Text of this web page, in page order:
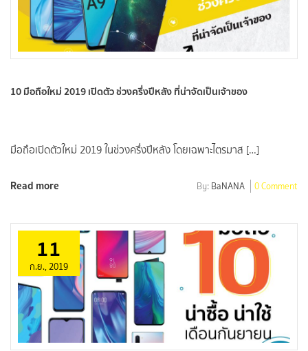
10 มือถือใหม่ 2019 เปิดตัว ช่วงครึ่งปีหลัง ที่น่าจัดเป็นเจ้าของ
มือถือเปิดตัวใหม่ 2019 ในช่วงครึ่งปีหลัง โดยเฉพาะไตรมาส […]
Read more By: BaNANA 0 Comment
11
ก.ย., 2019